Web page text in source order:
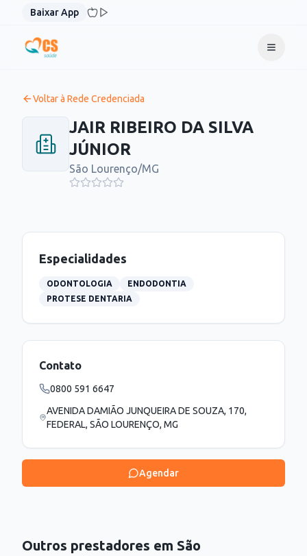
Pular para o conteúdo
Baixar App
Voltar à Rede Credenciada
JAIR RIBEIRO DA SILVA
JÚNIOR
São Lourenço/MG
Especialidades
ODONTOLOGIA
ENDODONTIA
PROTESE DENTARIA
Contato
0800 591 6647
AVENIDA DAMIÃO JUNQUEIRA DE SOUZA, 170,
FEDERAL, SÃO LOURENÇO, MG
Agendar
Outros prestadores em São